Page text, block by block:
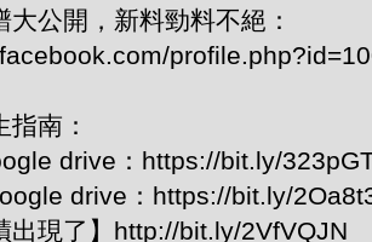
大公開，新料勁料不絕：
南：
drive：https://bit.ly/
drive：https://bit.ly/
出現了】http://bit.ly/2VfVQJN